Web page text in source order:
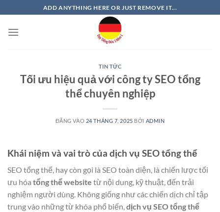
qua
nội
ADD ANYTHING HERE OR JUST REMOVE IT...
TIN TỨC
Tối ưu hiệu quả với công ty SEO tổng
thể chuyên nghiệp
ĐĂNG VÀO 24 THÁNG 7, 2025 BỞI ADMIN
Khái niệm và vai trò của dịch vụ SEO tổng thể
SEO tổng thể, hay còn gọi là SEO toàn diện, là chiến lược tối
ưu hóa tổng thể website từ nội dung, kỹ thuật, đến trải
nghiệm người dùng. Không giống như các chiến dịch chỉ tập
trung vào những từ khóa phổ biến,dịch vụ SEO tổng thể